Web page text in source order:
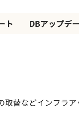
ト DBアップデ
替などインフラ